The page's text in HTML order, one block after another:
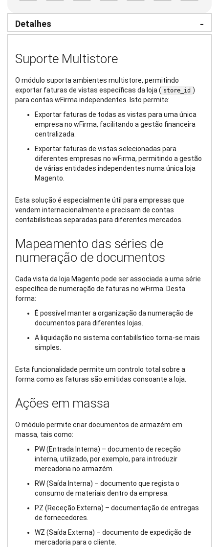
Detalhes
Suporte Multistore
O módulo suporta ambientes multistore, permitindo
exportar faturas de vistas específicas da loja ( store_id )
para contas wFirma independentes. Isto permite:
Exportar faturas de todas as vistas para uma única
empresa no wFirma, facilitando a gestão financeira
centralizada.
Exportar faturas de vistas selecionadas para
diferentes empresas no wFirma, permitindo a gestão
de várias entidades independentes numa única loja
Magento.
Esta solução é especialmente útil para empresas que
vendem internacionalmente e precisam de contas
contabilísticas separadas para diferentes mercados.
Mapeamento das séries de
numeração de documentos
Cada vista da loja Magento pode ser associada a uma série
específica de numeração de faturas no wFirma. Desta
forma:
É possível manter a organização da numeração de
documentos para diferentes lojas.
A liquidação no sistema contabilístico torna-se mais
simples.
Esta funcionalidade permite um controlo total sobre a
forma como as faturas são emitidas consoante a loja.
Ações em massa
O módulo permite criar documentos de armazém em
massa, tais como:
PW (Entrada Interna) – documento de receção
interna, utilizado, por exemplo, para introduzir
mercadoria no armazém.
RW (Saída Interna) – documento que regista o
consumo de materiais dentro da empresa.
PZ (Receção Externa) – documentação de entregas
de fornecedores.
WZ (Saída Externa) – documento de expedição de
mercadoria para o cliente.